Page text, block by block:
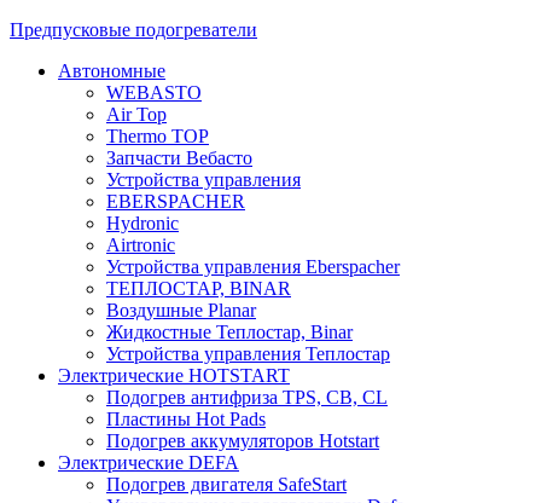
Предпусковые подогреватели
Автономные
WEBASTO
Air Top
Thermo TOP
Запчасти Вебасто
Устройства управления
EBERSPACHER
Hydronic
Airtronic
Устройства управления Eberspacher
ТЕПЛОСТАР, BINAR
Воздушные Planar
Жидкостные Теплостар, Binar
Устройства управления Теплостар
Электрические HOTSTART
Подогрев антифриза TPS, CB, CL
Пластины Hot Pads
Подогрев аккумуляторов Hotstart
Электрические DEFA
Подогрев двигателя SafeStart